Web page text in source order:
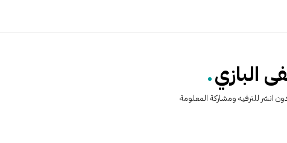
البازي.
انشر للترفيه ومشاركة المعلومة